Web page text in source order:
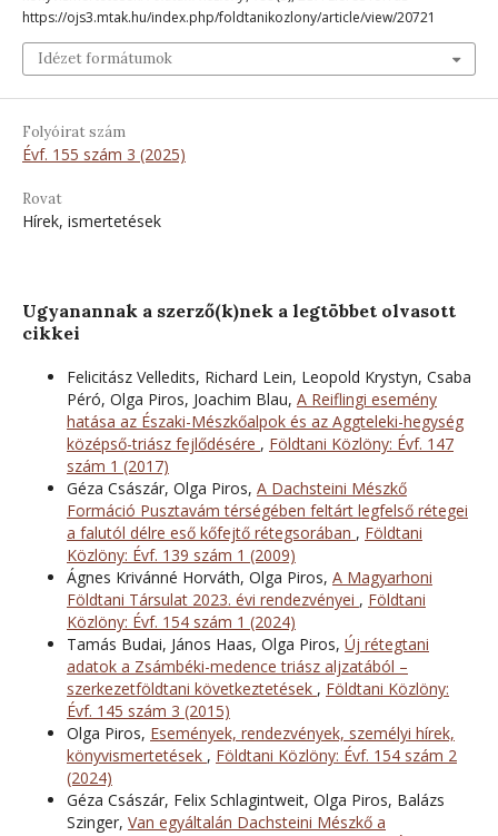
https://ojs3.mtak.hu/index.php/foldtanikozlony/article/view/20721
Idézet formátumok
Folyóirat szám
Évf. 155 szám 3 (2025)
Rovat
Hírek, ismertetések
Ugyanannak a szerző(k)nek a legtöbbet olvasott
cikkei
Felicitász Velledits, Richard Lein, Leopold Krystyn, Csaba
Péró, Olga Piros, Joachim Blau, A Reiflingi esemény
hatása az Északi-Mészkőalpok és az Aggteleki-hegység
középső-triász fejlődésére , Földtani Közlöny: Évf. 147
szám 1 (2017)
Géza Császár, Olga Piros, A Dachsteini Mészkő
Formáció Pusztavám térségében feltárt legfelső rétegei
a falutól délre eső kőfejtő rétegsorában , Földtani
Közlöny: Évf. 139 szám 1 (2009)
Ágnes Krivánné Horváth, Olga Piros, A Magyarhoni
Földtani Társulat 2023. évi rendezvényei , Földtani
Közlöny: Évf. 154 szám 1 (2024)
Tamás Budai, János Haas, Olga Piros, Új rétegtani
adatok a Zsámbéki-medence triász aljzatából –
szerkezetföldtani következtetések , Földtani Közlöny:
Évf. 145 szám 3 (2015)
Olga Piros, Események, rendezvények, személyi hírek,
könyvismertetések , Földtani Közlöny: Évf. 154 szám 2
(2024)
Géza Császár, Felix Schlagintweit, Olga Piros, Balázs
Szinger, Van egyáltalán Dachsteini Mészkő a